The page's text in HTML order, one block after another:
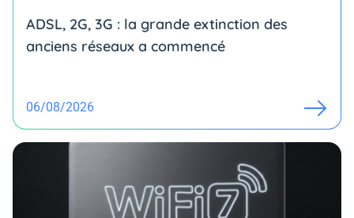
ADSL, 2G, 3G : la grande extinction des
anciens réseaux a commencé
06/08/2026